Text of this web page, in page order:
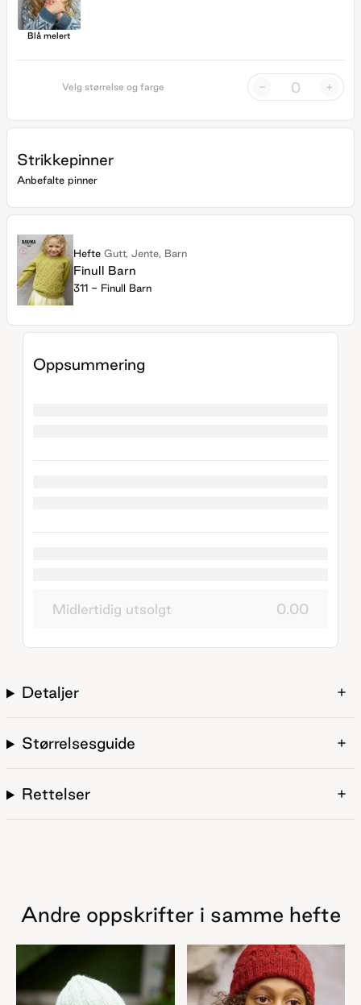
Blå melert
Velg størrelse og farge - +
Strikkepinner
Anbefalte pinner
Hefte Gutt, Jente, Barn
Finull Barn
311 - Finull Barn
Oppsummering
Midlertidig utsolgt 0.00
Detaljer
Størrelsesguide
Rettelser
Andre oppskrifter i samme hefte